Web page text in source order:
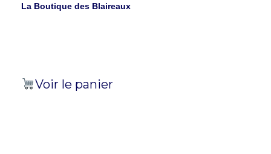
La Boutique des Blaireaux
Voir le panier